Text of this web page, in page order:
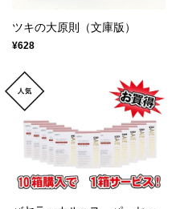
ツキの大原則（文庫版）
¥628